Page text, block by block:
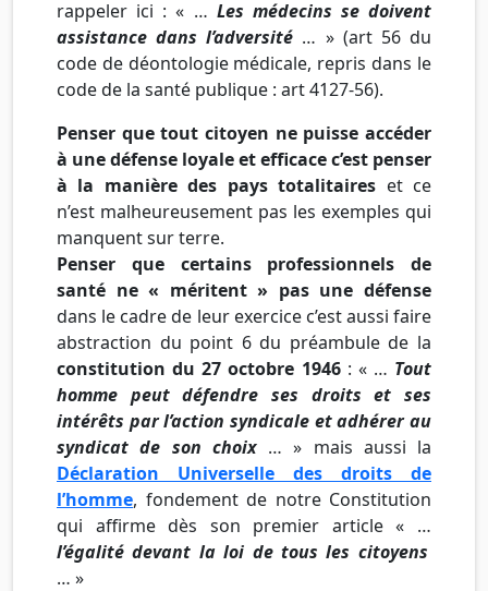
rappeler ici : « … Les médecins se doivent
assistance dans l’adversité … » (art 56 du
code de déontologie médicale, repris dans le
code de la santé publique : art 4127-56).
Penser que tout citoyen ne puisse accéder
à une défense loyale et efficace c’est penser
à la manière des pays totalitaires et ce
n’est malheureusement pas les exemples qui
manquent sur terre.
Penser que certains professionnels de
santé ne « méritent » pas une défense
dans le cadre de leur exercice c’est aussi faire
abstraction du point 6 du préambule de la
constitution du 27 octobre 1946: « … Tout
homme peut défendre ses droits et ses
intérêts par l’action syndicale et adhérer au
syndicat de son choix … » mais aussi la
Déclaration Universelle des droits de
l’homme, fondement de notre Constitution
qui affirme dès son premier article « …
l’égalité devant la loi de tous les citoyens
… »